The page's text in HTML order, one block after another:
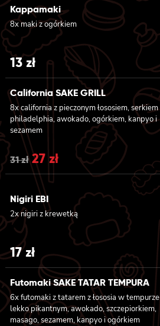
Kappamaki
8x maki z ogórkiem
13zł
California SAKE GRILL
8x california z pieczonym łososiem, serkiem
philadelphia, awokado, ogórkiem, kanpyo i
sezamem
31zł Original
price
was:
31 zł.
27 zł Current
price
27 zł.
Nigiri EBI
2x nigiri z krewetką
17zł
Futomaki SAKE TATAR TEMPURA
6x futomaki z tatarem z łososia w tempurze
lekko pikantnym, awokado, szczepiorkiem,
masago, sezamem, kanpyo i ogórkiem